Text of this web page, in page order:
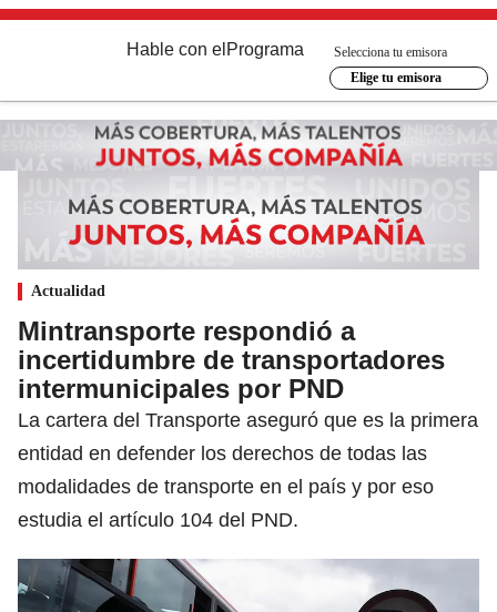
Hable con el Programa
Selecciona tu emisora
Elige tu emisora
Actualidad
Mintransporte respondió a
incertidumbre de transportadores
intermunicipales por PND
La cartera del Transporte aseguró que es la primera
entidad en defender los derechos de todas las
modalidades de transporte en el país y por eso
estudia el artículo 104 del PND.